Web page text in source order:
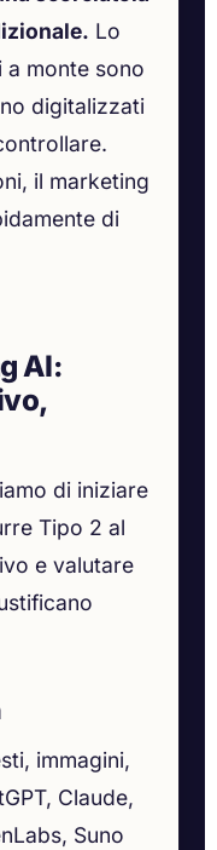
Lo
monte sono
digitalizzati
il marketing
di
AI:
di iniziare
Tipo 2 al
e valutare
immagini,
Claude,
Suno